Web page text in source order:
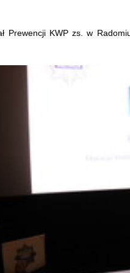
Prewencji KWP zs. w